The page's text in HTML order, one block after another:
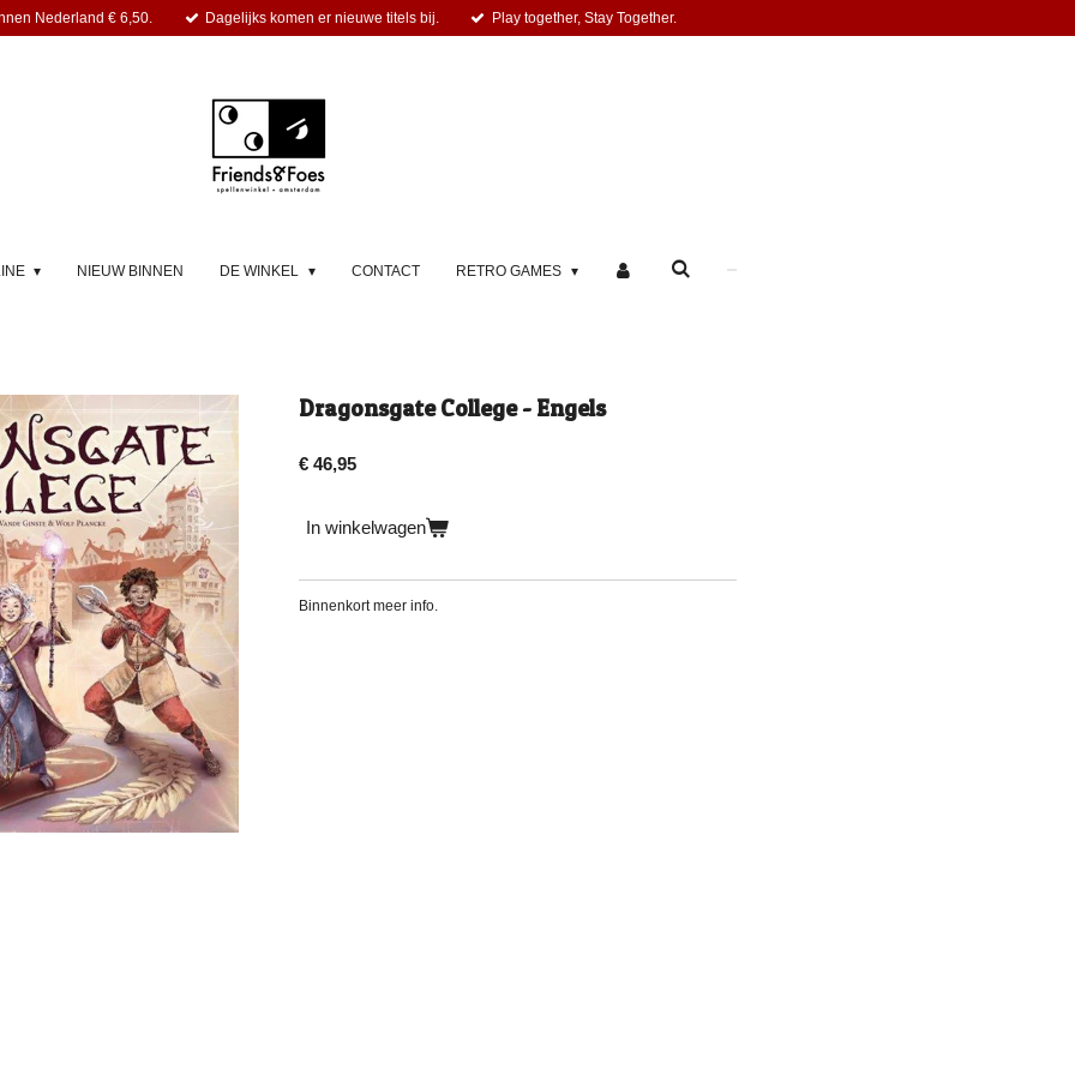
Nederland € 6,50. Dagelijks komen er nieuwe titels bij. Play together, Stay Together.
NIEUW BINNEN DE WINKEL CONTACT RETRO GAMES
Dragonsgate College - Engels
€ 46,95
In winkelwagen
Binnenkort meer info.